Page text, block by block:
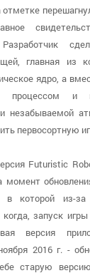
отметке
Разработчик
главная из
ядро, а
и
незабываемой
первосортную
Futuristic
момент
которой из-за
когда, запуск
версия
2016 г. -
старую